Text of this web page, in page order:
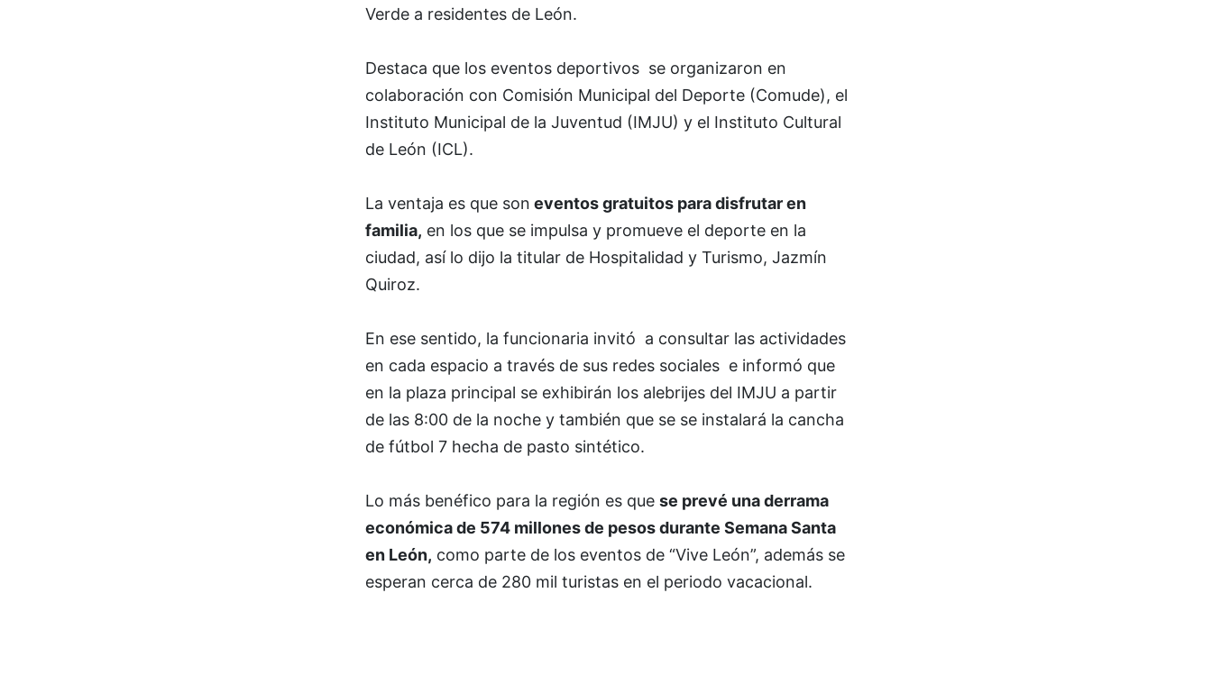
Verde a residentes de León.
Destaca que los eventos deportivos se organizaron en
colaboración con Comisión Municipal del Deporte (Comude), el
Instituto Municipal de la Juventud (IMJU) y el Instituto Cultural
de León (ICL).
La ventaja es que son eventos gratuitos para disfrutar en
familia, en los que se impulsa y promueve el deporte en la
ciudad, así lo dijo la titular de Hospitalidad y Turismo, Jazmín
Quiroz.
En ese sentido, la funcionaria invitó a consultar las actividades
en cada espacio a través de sus redes sociales e informó que
en la plaza principal se exhibirán los alebrijes del IMJU a partir
de las 8:00 de la noche y también que se se instalará la cancha
de fútbol 7 hecha de pasto sintético.
Lo más benéfico para la región es que se prevé una derrama
económica de 574 millones de pesos durante Semana Santa
en León, como parte de los eventos de “Vive León”, además se
esperan cerca de 280 mil turistas en el periodo vacacional.